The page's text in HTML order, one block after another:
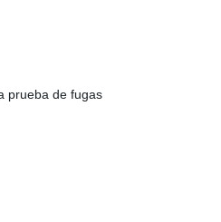
prueba de fugas